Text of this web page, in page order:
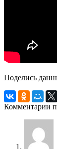
Поделись
Комментарии